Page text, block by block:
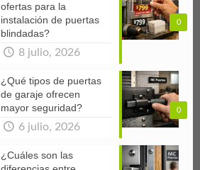
0
ofertas para la
instalación de puertas
blindadas?
8 julio, 2026
0
¿Qué tipos de puertas
de garaje ofrecen
mayor seguridad?
6 julio, 2026
¿Cuáles son las